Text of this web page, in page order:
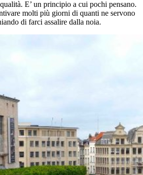
E’ un principio a cui pochi pensano.
molti più giorni di quanti ne servono
di farci assalire dalla noia.